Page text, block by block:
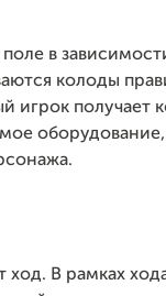
в
колоды
игрок получает
В рамках